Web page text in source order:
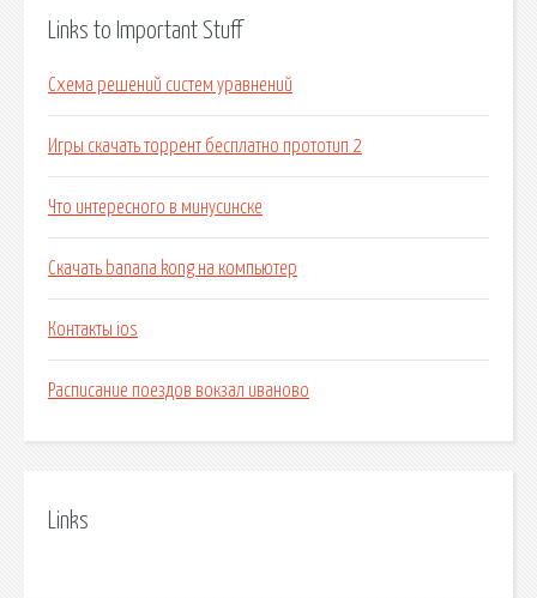
Links to Important Stuff
Схема решений систем уравнений
Игры скачать торрент бесплатно прототип 2
Что интересного в минусинске
Скачать banana kong на компьютер
Контакты ios
Расписание поездов вокзал иваново
Links